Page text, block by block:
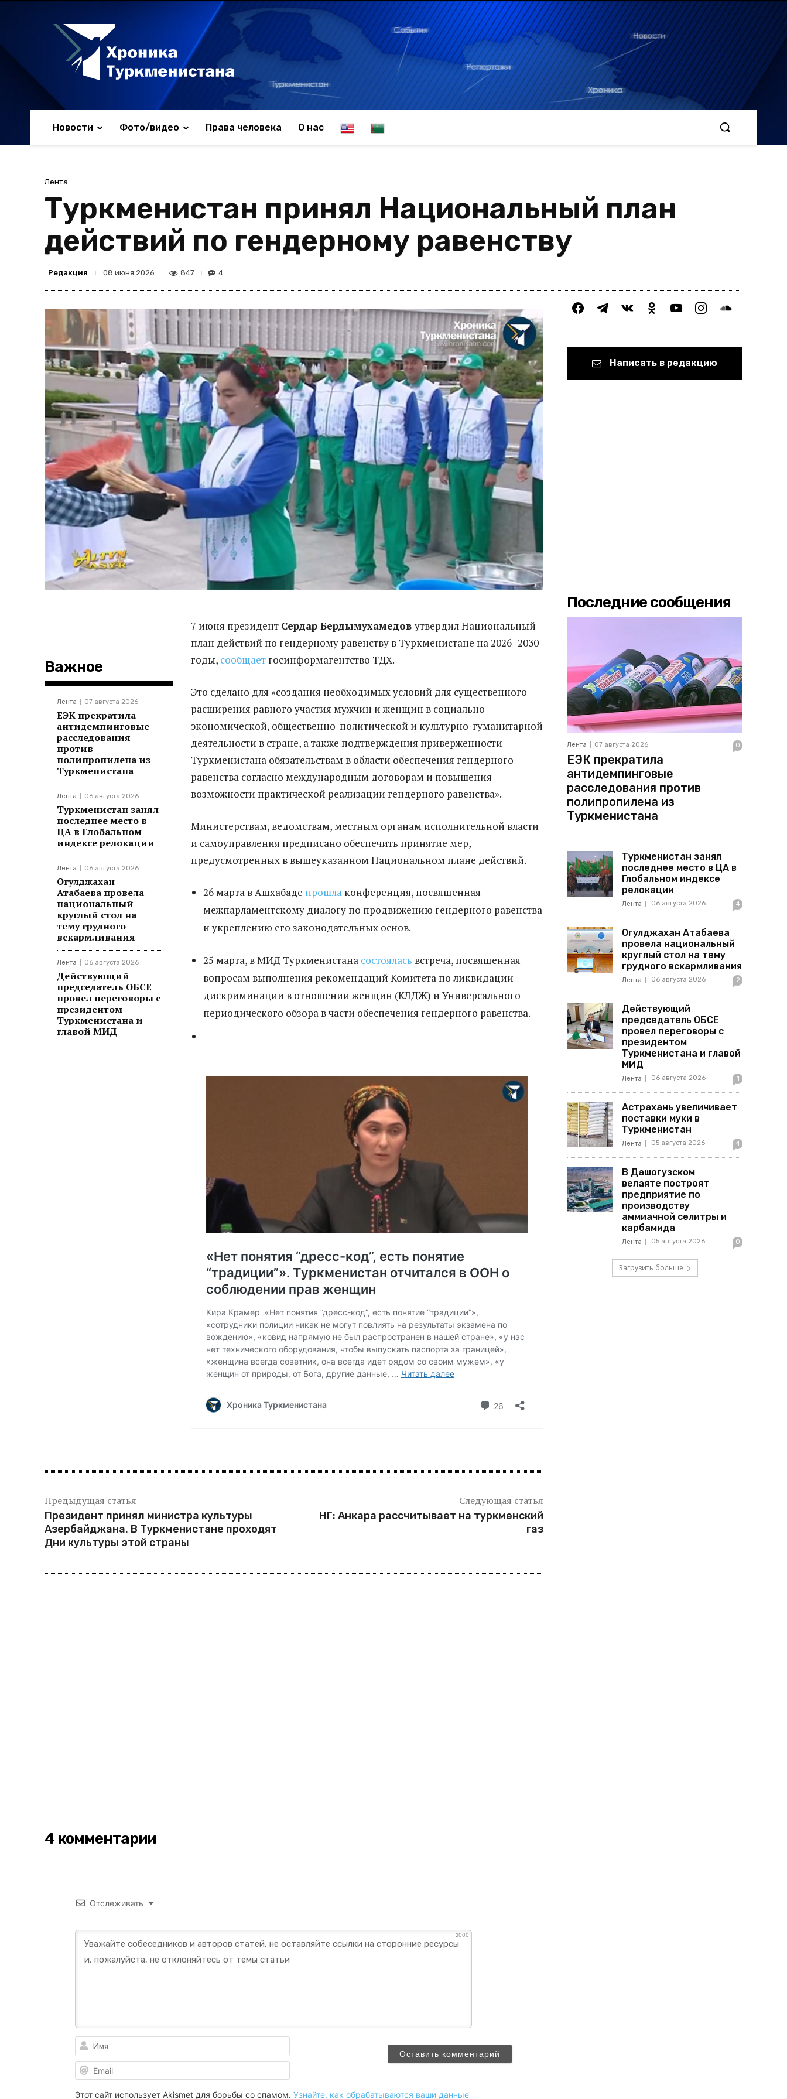
Новости Фото/видео Права человека О нас E T
r
k
n
c
Лента
Туркменистан принял Национальный план
действий по гендерному равенству
Редакция 08 июня 2026 847 4
Важное
Лента 07 августа 2026
ЕЭК прекратила
антидемпинговые
расследования
против
полипропилена из
Туркменистана
Лента 06 августа 2026
Туркменистан занял
последнее место в
ЦА в Глобальном
индексе релокации
Лента 06 августа 2026
Огулджахан
Атабаева провела
национальный
круглый стол на
тему грудного
вскармливания
Лента 06 августа 2026
Действующий
председатель ОБСЕ
провел переговоры с
президентом
Туркменистана и
главой МИД
7 июня президент Сердар Бердымухамедов утвердил Национальный
план действий по гендерному равенству в Туркменистане на 2026–2030
годы, сообщает госинформагентство ТДХ.
Это сделано для «создания необходимых условий для существенного
расширения равного участия мужчин и женщин в социально-
экономической, общественно-политической и культурно-гуманитарной
деятельности в стране, а также подтверждения приверженности
Туркменистана обязательствам в области обеспечения гендерного
равенства согласно международным договорам и повышения
возможности практической реализации гендерного равенства».
Министерствам, ведомствам, местным органам исполнительной власти
и самоуправления предписано обеспечить принятие мер,
предусмотренных в вышеуказанном Национальном плане действий.
26 марта в Ашхабаде прошла конференция, посвященная
межпарламентскому диалогу по продвижению гендерного равенства
и укреплению его законодательных основ.
25 марта, в МИД Туркменистана состоялась встреча, посвященная
вопросам выполнения рекомендаций Комитета по ликвидации
дискриминации в отношении женщин (КЛДЖ) и Универсального
периодического обзора в части обеспечения гендерного равенства.
Предыдущая статья
Президент принял министра культуры
Азербайджана. В Туркменистане проходят
Дни культуры этой страны
Следующая статья
НГ: Анкара рассчитывает на туркменский
газ
4 комментарии
Отслеживать
2000
Этот сайт использует Akismet для борьбы со спамом. Узнайте, как обрабатываются ваши данные
facebooktelegramvkontakteodnoklassniki
youtubeinstagramsoundcloud
Написать в редакцию
Последние сообщения
Лента 07 августа 2026 0
ЕЭК прекратила
антидемпинговые
расследования против
полипропилена из
Туркменистана
Туркменистан занял
последнее место в ЦА в
Глобальном индексе
релокации
Лента 06 августа 2026 4
Огулджахан Атабаева
провела национальный
круглый стол на тему
грудного вскармливания
Лента 06 августа 2026 2
Действующий
председатель ОБСЕ
провел переговоры с
президентом
Туркменистана и главой
МИД
Лента 06 августа 2026 1
Астрахань увеличивает
поставки муки в
Туркменистан
Лента 05 августа 2026 4
В Дашогузском
велаяте построят
предприятие по
производству
аммиачной селитры и
карбамида
Лента 05 августа 2026 0
Загрузить больше